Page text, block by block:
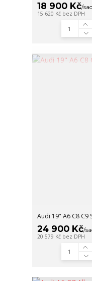
18 900 Kč/
15 620 Kč bez DPH
Audi 19" A6 C8 C9
24 900 Kč/
20 579 Kč bez DPH